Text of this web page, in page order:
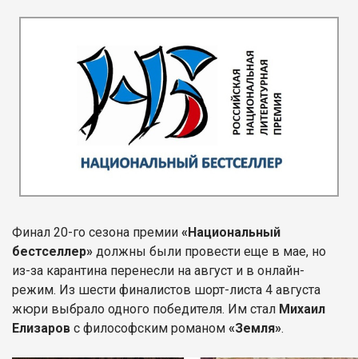
Финал 20-го сезона премии «Национальный
бестселлер» должны были провести еще в мае, но
из-за карантина перенесли на август и в онлайн-
режим. Из шести финалистов шорт-листа 4 августа
жюри выбрало одного победителя. Им стал Михаил
Елизаров с философским романом «Земля».